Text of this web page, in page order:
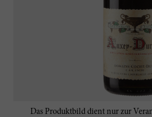
Das Produktbild dient nur zur